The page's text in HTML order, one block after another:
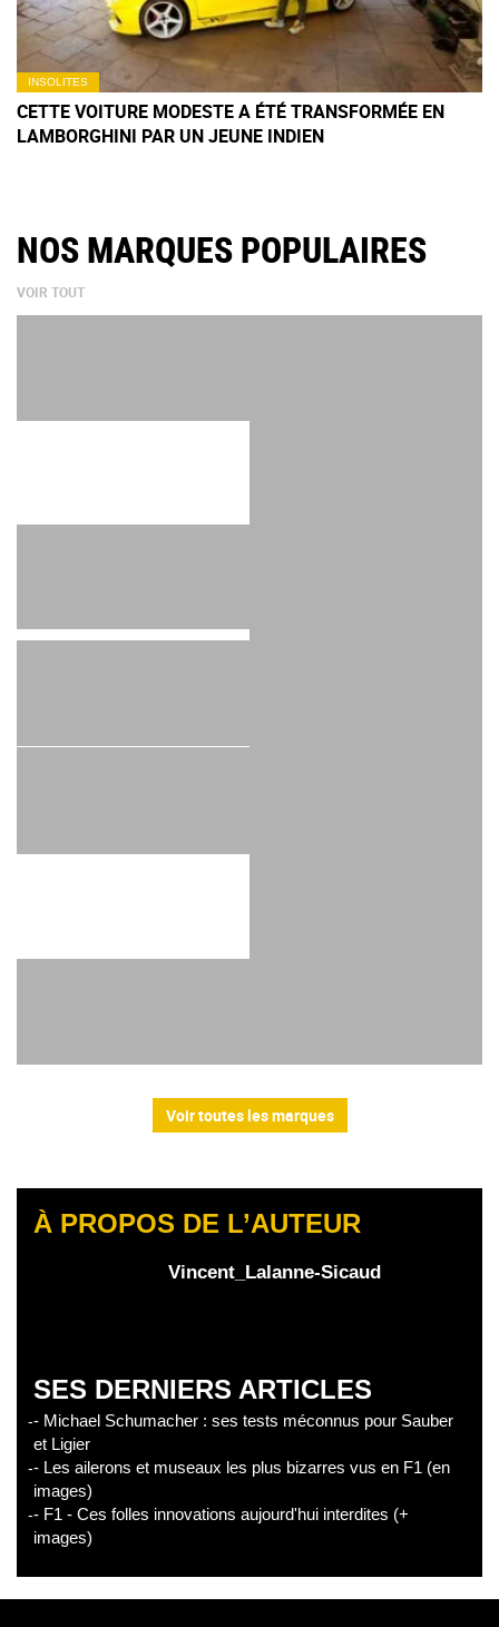
INSOLITES
CETTE VOITURE MODESTE A ÉTÉ TRANSFORMÉE EN
LAMBORGHINI PAR UN JEUNE INDIEN
NOS MARQUES POPULAIRES
VOIR TOUT
Voir toutes les marques
À PROPOS DE L’AUTEUR
Vincent_Lalanne-Sicaud
SES DERNIERS ARTICLES
- Michael Schumacher : ses tests méconnus pour Sauber
et Ligier
- Les ailerons et museaux les plus bizarres vus en F1 (en
images)
- F1 - Ces folles innovations aujourd'hui interdites (+
images)